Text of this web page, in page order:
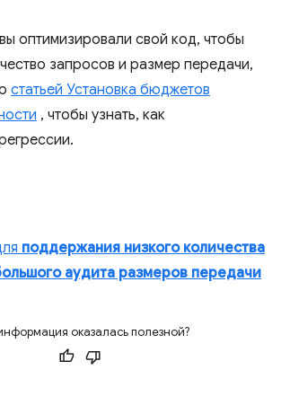
оптимизировали свой код, чтобы
запросов и размер передачи,
статьей Установка бюджетов
, чтобы узнать, как
поддержания низкого количества
аудита размеров передачи
оказалась полезной?